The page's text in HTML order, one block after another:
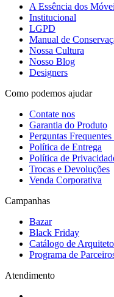
A Essência dos
Institucional
LGPD
Manual de
Nossa Cultura
Nosso Blog
Designers
Como podemos ajudar
Contate nos
Garantia do Produto
Perguntas
Política de Entrega
Política de
Trocas e Devoluções
Venda Corporativa
Campanhas
Bazar
Black Friday
Catálogo de
Programa de
Atendimento